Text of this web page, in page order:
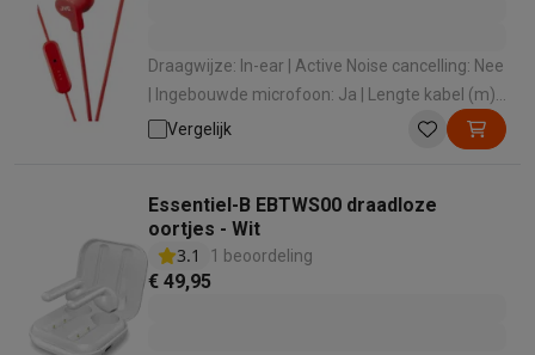
Draagwijze: In-ear | Active Noise cancelling: Nee
| Ingebouwde microfoon: Ja | Lengte kabel (m):
1.2 mVergelijk
Essentiel-B EBTWS00 draadloze
oortjes - Wit
3.1
1 beoordeling
€ 49,95